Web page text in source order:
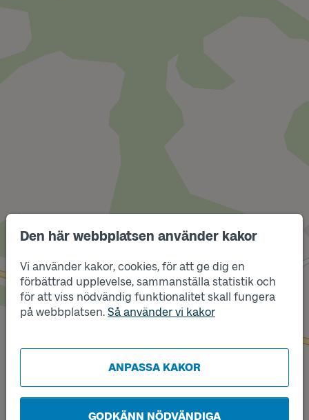
Den här webbplatsen använder kakor
Vi använder kakor, cookies, för att ge dig en
förbättrad upplevelse, sammanställa statistik och
för att viss nödvändig funktionalitet skall fungera
på webbplatsen. Så använder vi kakor
ANPASSA KAKOR
GODKÄNN NÖDVÄNDIGA
Läge
A
Läge
B